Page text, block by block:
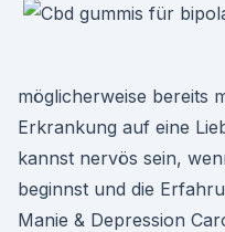
möglicherweise bereits
Erkrankung auf eine
kannst nervös sein,
beginnst und die
Manie & Depression